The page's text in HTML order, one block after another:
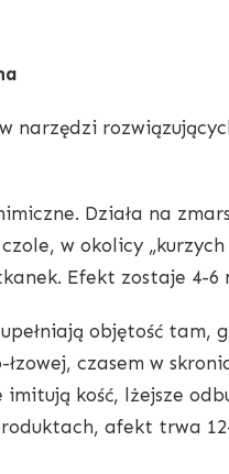
narzędzi
Działa na
w okolicy „kurzych
Efekt zostaje 4-6
objętość tam,
czasem w
kość, lżejsze
afekt trwa